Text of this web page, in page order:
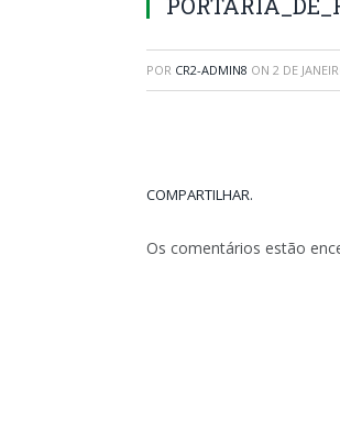
POR CR2-ADMIN8 ON 2 DE
COMPARTILHAR.
Os comentários estão